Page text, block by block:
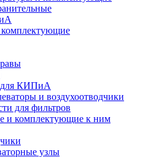
комплектующие
КИПиА
и воздухоотводчики
для фильтров
и комплектующие к ним
узлы